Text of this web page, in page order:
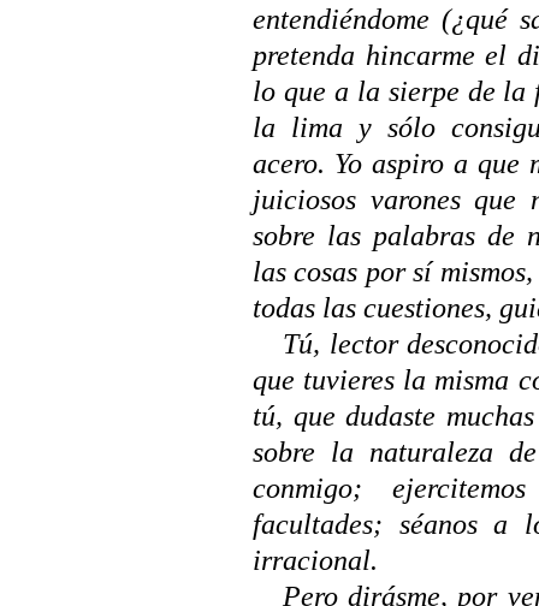
entendiéndome (¿qué
pretenda hincarme el
lo que a la sierpe de la
la lima y sólo
acero. Yo aspiro a que
juiciosos varones que
sobre las palabras de
las cosas por sí
todas las cuestiones,
Tú, lector
que tuvieres la misma
tú, que dudaste
sobre la naturaleza
conmigo;
facultades; séanos
irracional.
Pero dirásme, por